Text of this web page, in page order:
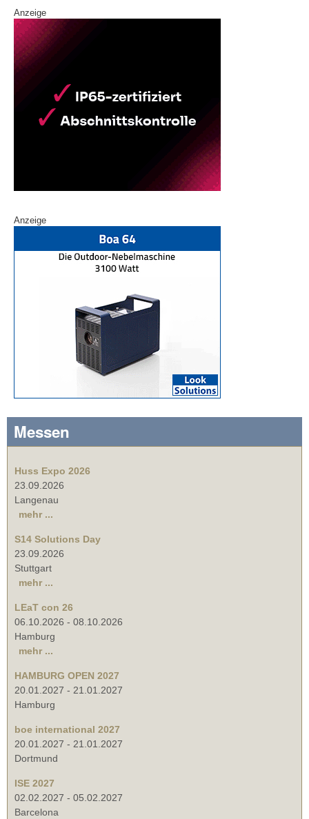
Anzeige
Anzeige
Messen
Huss Expo 2026
23.09.2026
Langenau
mehr ...
S14 Solutions Day
23.09.2026
Stuttgart
mehr ...
LEaT con 26
06.10.2026 - 08.10.2026
Hamburg
mehr ...
HAMBURG OPEN 2027
20.01.2027 - 21.01.2027
Hamburg
boe international 2027
20.01.2027 - 21.01.2027
Dortmund
ISE 2027
02.02.2027 - 05.02.2027
Barcelona